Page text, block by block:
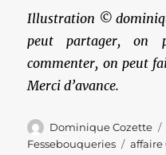
Illustration ©
peut partager, on
commenter, on peut
Merci d’avance.
Auteur
Dominique Cozette
Fessebouqueries
affaire